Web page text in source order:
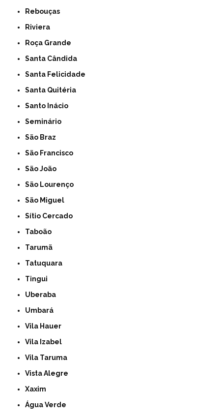
Rebouças
Riviera
Roça Grande
Santa Cândida
Santa Felicidade
Santa Quitéria
Santo Inácio
Seminário
São Braz
São Francisco
São João
São Lourenço
São Miguel
Sítio Cercado
Taboão
Tarumã
Tatuquara
Tingui
Uberaba
Umbará
Vila Hauer
Vila Izabel
Vila Taruma
Vista Alegre
Xaxim
Água Verde